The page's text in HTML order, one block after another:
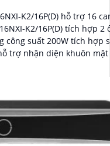
K2/16P(D) hỗ trợ 16
công suất 200W tích hợp
trợ nhận diện khuôn